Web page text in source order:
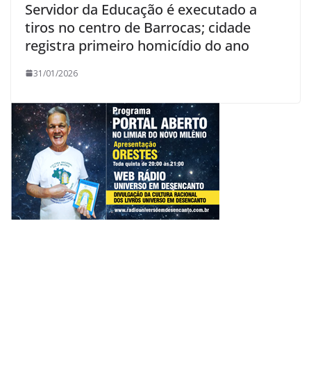
Servidor da Educação é executado a
tiros no centro de Barrocas; cidade
registra primeiro homicídio do ano
31/01/2026